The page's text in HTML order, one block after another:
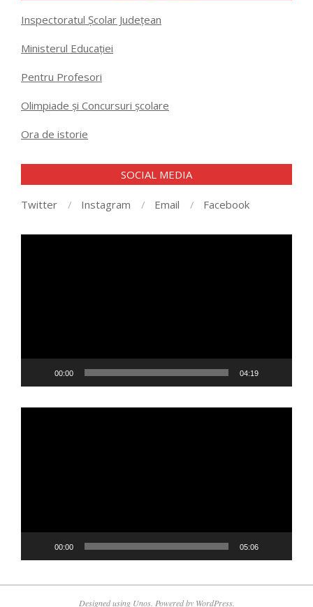
Inspectoratul Școlar Județean
Ministerul Educației
Pentru Profesori
Olimpiade și Concursuri școlare
Ora de istorie
SOCIAL MEDIA
Twitter Instagram Email Facebook
00:00 04:19
00:00 05:06
Designed using Unos. Powered by WordPress.